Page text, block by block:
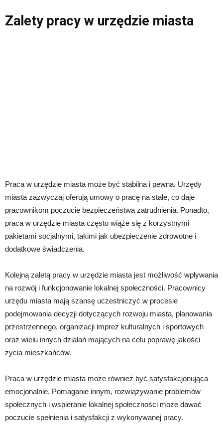
Zalety pracy w urzędzie miasta
Praca w urzędzie miasta może być stabilna i pewna. Urzędy
miasta zazwyczaj oferują umowy o pracę na stałe, co daje
pracownikom poczucie bezpieczeństwa zatrudnienia. Ponadto,
praca w urzędzie miasta często wiąże się z korzystnymi
pakietami socjalnymi, takimi jak ubezpieczenie zdrowotne i
dodatkowe świadczenia.
Kolejną zaletą pracy w urzędzie miasta jest możliwość wpływania
na rozwój i funkcjonowanie lokalnej społeczności. Pracownicy
urzędu miasta mają szansę uczestniczyć w procesie
podejmowania decyzji dotyczących rozwoju miasta, planowania
przestrzennego, organizacji imprez kulturalnych i sportowych
oraz wielu innych działań mających na celu poprawę jakości
życia mieszkańców.
Praca w urzędzie miasta może również być satysfakcjonująca
emocjonalnie. Pomaganie innym, rozwiązywanie problemów
społecznych i wspieranie lokalnej społeczności może dawać
poczucie spełnienia i satysfakcji z wykonywanej pracy.